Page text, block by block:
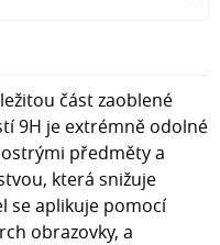
část zaoblené
9H je extrémně odolné
předměty a
která snižuje
se aplikuje pomocí
obrazovky, a